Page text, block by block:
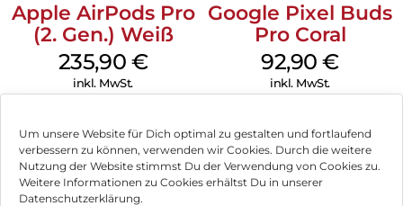
Um unsere Website für Dich optimal zu gestalten und fortlaufend
verbessern zu können, verwenden wir Cookies. Durch die weitere
Nutzung der Website stimmst Du der Verwendung von Cookies zu.
Weitere Informationen zu Cookies erhältst Du in unserer
Datenschutzerklärung.
Apple AirPods Pro
(2. Gen.) Weiß
235,90 €
inkl. MwSt.
Google Pixel Buds
Pro Coral
92,90€
inkl. MwSt.
Impressum